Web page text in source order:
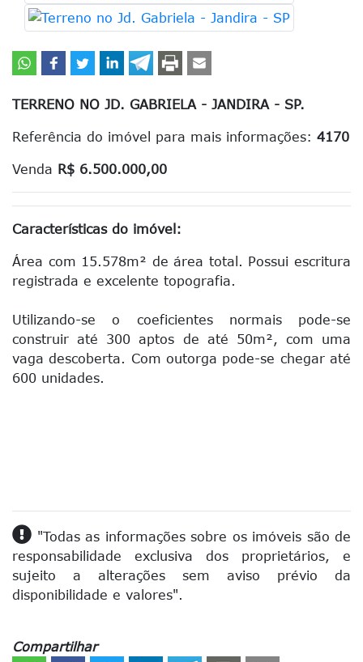
TERRENO NO JD. GABRIELA - JANDIRA - SP.
Referência do imóvel para mais informações: 4170
Venda R$ 6.500.000,00
Características do imóvel:
Área com 15.578m² de área total. Possui escritura
registrada e excelente topografia.
Utilizando-se o coeficientes normais pode-se
construir até 300 aptos de até 50m², com uma
vaga descoberta. Com outorga pode-se chegar até
600 unidades.
"Todas as informações sobre os imóveis são de
responsabilidade exclusiva dos proprietários, e
sujeito a alterações sem aviso prévio da
disponibilidade e valores".
Compartilhar